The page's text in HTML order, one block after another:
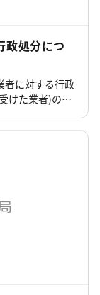
政処分につ
者に対する行政
けた業者)のペ